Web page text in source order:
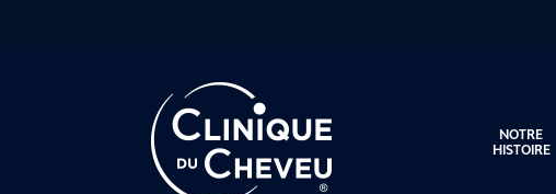
NOTRE
HISTOIRE